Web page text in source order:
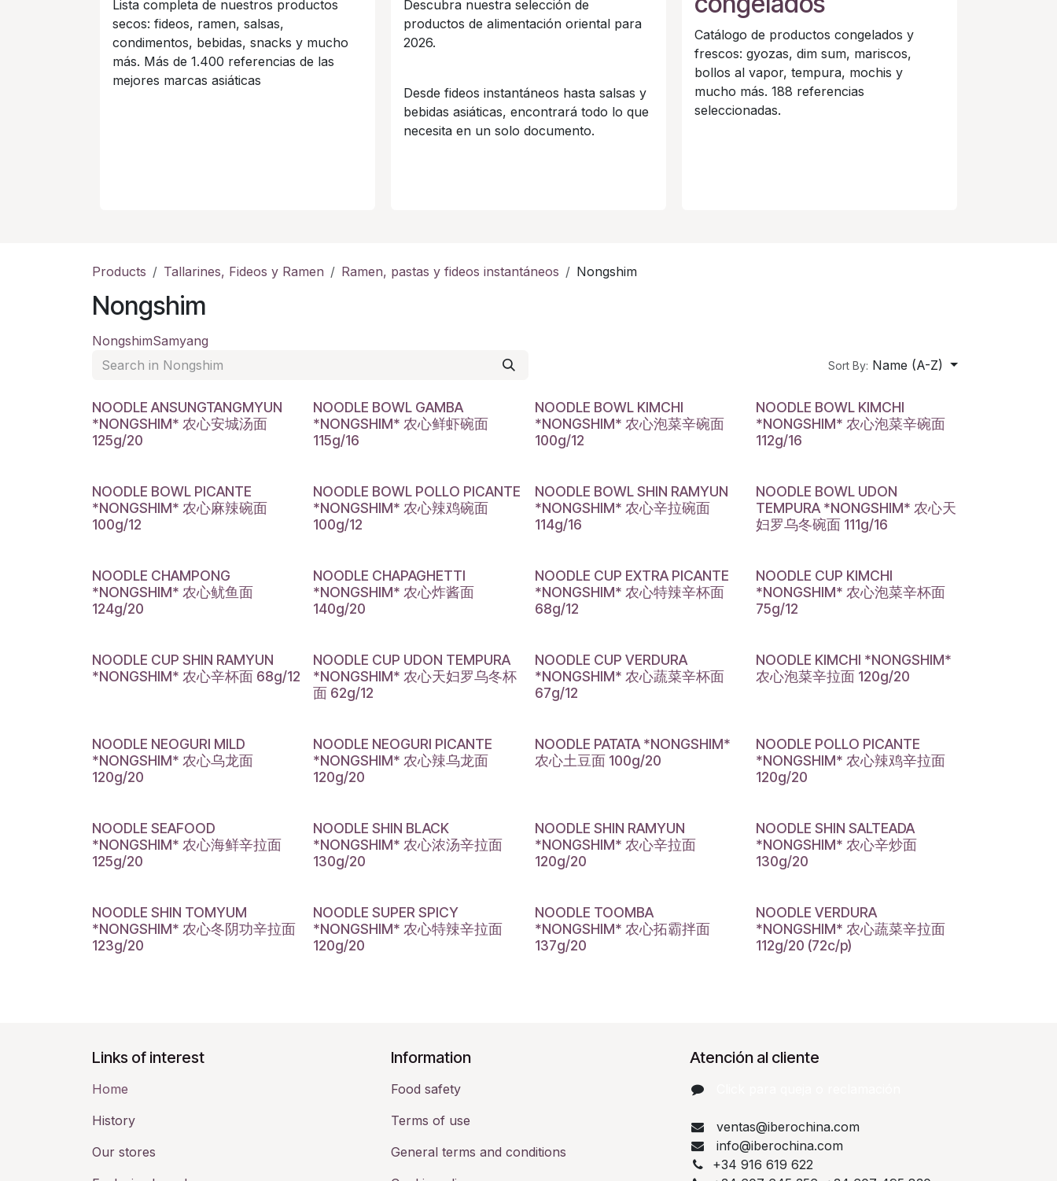
Catálogo de productos congelados y
frescos: gyozas, dim sum, mariscos,
bollos al vapor, tempura, mochis y
mucho más. 188 referencias
seleccionadas.
Descubra nuestra selección de
productos de alimentación oriental para
2026.
Desde fideos instantáneos hasta salsas y
bebidas asiáticas, encontrará todo lo que
necesita en un solo documento.
Lista completa de nuestros productos
secos: fideos, ramen, salsas,
condimentos, bebidas, snacks y mucho
más. Más de 1.400 referencias de las
mejores marcas asiáticas
Products Tallarines, Fideos y Ramen Ramen, pastas y fideos instantáneos Nongshim
Nongshim
NongshimSamyang
Sort By: Name (A-Z)
NOODLE ANSUNGTANGMYUN
*NONGSHIM* 农心安城汤面
125g/20
NOODLE BOWL GAMBA
*NONGSHIM* 农心鲜虾碗面
115g/16
NOODLE BOWL KIMCHI
*NONGSHIM* 农心泡菜辛碗面
100g/12
NOODLE BOWL KIMCHI
*NONGSHIM* 农心泡菜辛碗面
112g/16
NOODLE BOWL PICANTE
*NONGSHIM* 农心麻辣碗面
100g/12
NOODLE BOWL POLLO PICANTE
*NONGSHIM* 农心辣鸡碗面
100g/12
NOODLE BOWL SHIN RAMYUN
*NONGSHIM* 农心辛拉碗面
114g/16
NOODLE BOWL UDON
TEMPURA *NONGSHIM* 农心天
妇罗乌冬碗面 111g/16
NOODLE CHAMPONG
*NONGSHIM* 农心鱿鱼面
124g/20
NOODLE CHAPAGHETTI
*NONGSHIM* 农心炸酱面
140g/20
NOODLE CUP EXTRA PICANTE
*NONGSHIM* 农心特辣辛杯面
68g/12
NOODLE CUP KIMCHI
*NONGSHIM* 农心泡菜辛杯面
75g/12
NOODLE CUP SHIN RAMYUN
*NONGSHIM* 农心辛杯面 68g/12
NOODLE CUP UDON TEMPURA
*NONGSHIM* 农心天妇罗乌冬杯
面 62g/12
NOODLE CUP VERDURA
*NONGSHIM* 农心蔬菜辛杯面
67g/12
NOODLE KIMCHI *NONGSHIM*
农心泡菜辛拉面 120g/20
NOODLE NEOGURI MILD
*NONGSHIM* 农心乌龙面
120g/20
NOODLE NEOGURI PICANTE
*NONGSHIM* 农心辣乌龙面
120g/20
NOODLE PATATA *NONGSHIM*
农心土豆面 100g/20
NOODLE POLLO PICANTE
*NONGSHIM* 农心辣鸡辛拉面
120g/20
NOODLE SEAFOOD
*NONGSHIM* 农心海鲜辛拉面
125g/20
NOODLE SHIN BLACK
*NONGSHIM* 农心浓汤辛拉面
130g/20
NOODLE SHIN RAMYUN
*NONGSHIM* 农心辛拉面
120g/20
NOODLE SHIN SALTEADA
*NONGSHIM* 农心辛炒面
130g/20
NOODLE SHIN TOMYUM
*NONGSHIM* 农心冬阴功辛拉面
123g/20
NOODLE SUPER SPICY
*NONGSHIM* 农心特辣辛拉面
120g/20
NOODLE TOOMBA
*NONGSHIM* 农心拓霸拌面
137g/20
NOODLE VERDURA
*NONGSHIM* 农心蔬菜辛拉面
112g/20 (72c/p)
Links of interest
Home
History​
Our stores
​Information
Food safety
Terms of use
General terms and conditions
Atención al cliente
ventas@iberochina.com
info@iberochina.com
+34 916 619 622